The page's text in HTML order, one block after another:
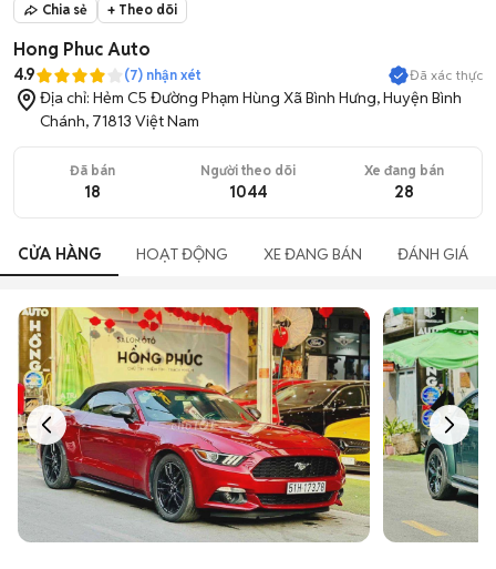
Chia sẻ + Theo dõi
Hong Phuc Auto
4.9 (7) nhận xét Đã xác thực
Địa chỉ: Hẻm C5 Đường Phạm Hùng Xã Bình Hưng, Huyện Bình
Chánh, 71813 Việt Nam
Đã bán
18
Người theo dõi
1044
Xe đang bán
28
CỬA HÀNG HOẠT ĐỘNG XE ĐANG BÁN ĐÁNH GIÁ